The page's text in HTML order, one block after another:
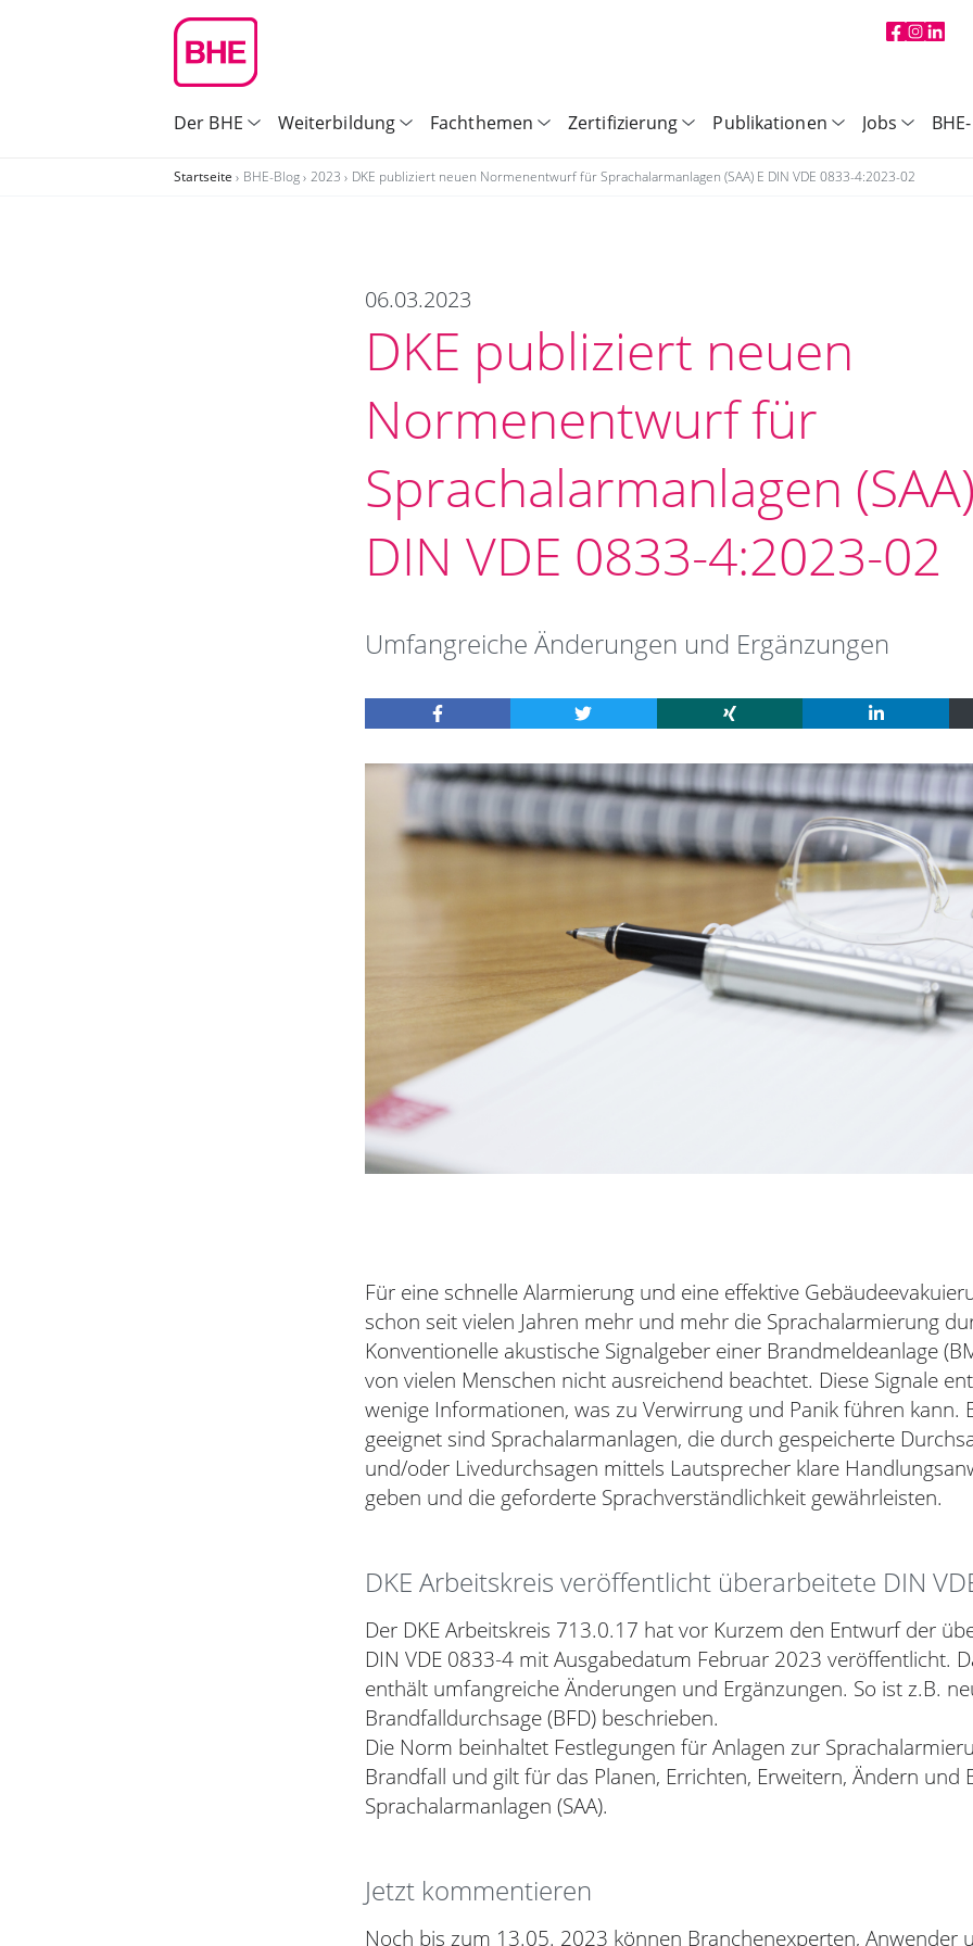
Der BHE Weiterbildung Fachthemen Zertifizierung Publikationen Jobs
Startseite BHE-Blog 2023 DKE publiziert neuen Normenentwurf für Sprachalarmanlagen (SAA) E DIN VDE 0833-4:2023-02
06.03.2023
DKE publiziert neuen
Normenentwurf für
Sprachalarmanlagen
DIN VDE 0833-4:2023-02
Umfangreiche Änderungen und Ergänzungen
Für eine schnelle Alarmierung und eine effektive
schon seit vielen Jahren mehr und mehr die Sprachalarmierung
Konventionelle akustische Signalgeber einer Brandmeldeanlage
von vielen Menschen nicht ausreichend beachtet. Diese Signale
wenige Informationen, was zu Verwirrung und Panik führen kann.
geeignet sind Sprachalarmanlagen, die durch gespeicherte
und/oder Livedurchsagen mittels Lautsprecher klare
geben und die geforderte Sprachverständlichkeit gewährleisten.
DKE Arbeitskreis veröffentlicht überarbeitete DIN
Der DKE Arbeitskreis 713.0.17 hat vor Kurzem den Entwurf der
DIN VDE 0833-4 mit Ausgabedatum Februar 2023 veröffentlicht.
enthält umfangreiche Änderungen und Ergänzungen. So ist z.B.
Brandfalldurchsage (BFD) beschrieben.
Die Norm beinhaltet Festlegungen für Anlagen zur
Brandfall und gilt für das Planen, Errichten, Erweitern, Ändern und
Sprachalarmanlagen (SAA).
Jetzt kommentieren
Noch bis zum 13.05. 2023 können Branchenexperten, Anwender